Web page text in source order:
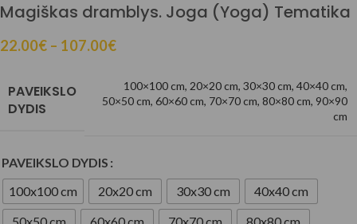
Magiškas dramblys. Joga (Yoga) Tematika
22.00€ – 107.00€
PAVEIKSLO
DYDIS
100×100 cm, 20×20 cm, 30×30 cm, 40×40 cm,
50×50 cm, 60×60 cm, 70×70 cm, 80×80 cm, 90×90
cm
PAVEIKSLO DYDIS
100x100 cm
20x20 cm 30x30 cm
40x40 cm